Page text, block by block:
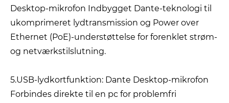
Desktop-mikrofon Indbygget Dante-teknologi til
ukomprimeret lydtransmission og Power over
Ethernet (PoE)-understøttelse for forenklet strøm-
og netværkstilslutning.
5.USB-lydkortfunktion: Dante Desktop-mikrofon
Forbindes direkte til en pc for problemfri